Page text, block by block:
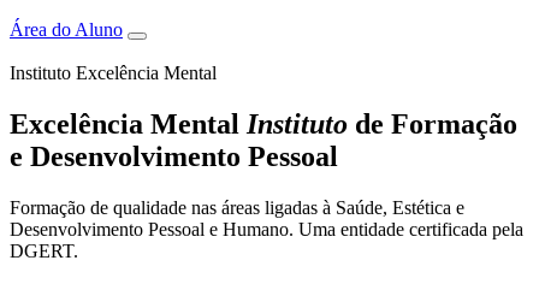
Área do Aluno
Instituto Excelência Mental
Excelência Mental Instituto de Formação
e Desenvolvimento Pessoal
Formação de qualidade nas áreas ligadas à Saúde, Estética e
Desenvolvimento Pessoal e Humano. Uma entidade certificada pela
DGERT.